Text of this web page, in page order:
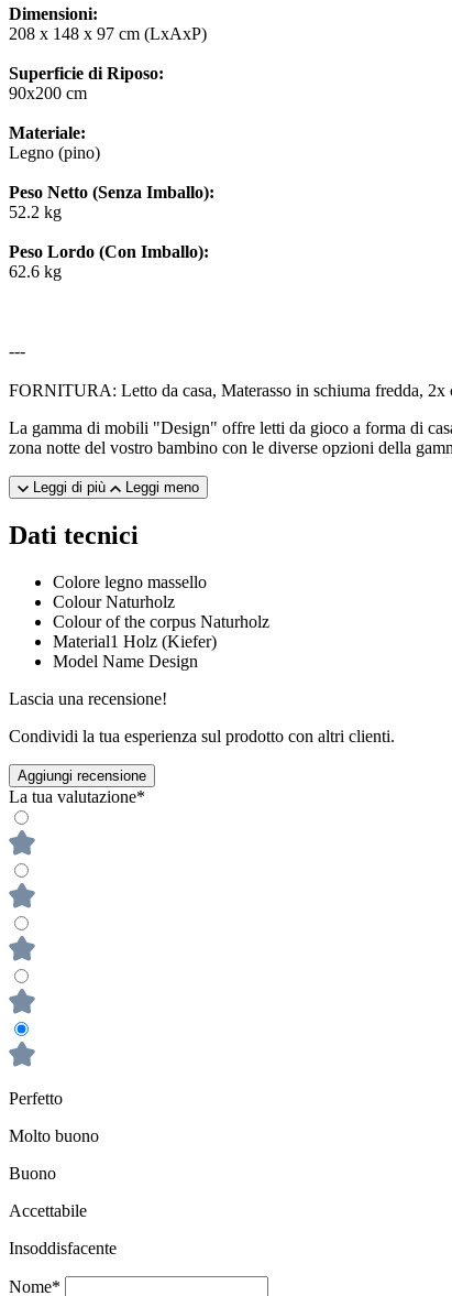
Dimensioni:
208 x 148 x 97 cm (LxAxP)
Superficie di Riposo:
90x200 cm
Materiale:
Legno (pino)
Peso Netto (Senza Imballo):
52.2 kg
Peso Lordo (Con Imballo):
62.6 kg
---
FORNITURA: Letto da casa, Materasso in schiuma fredda,
La gamma di mobili "Design" offre letti da gioco a forma di
zona notte del vostro bambino con le diverse opzioni della
Leggi di più Leggi meno
Dati tecnici
Colore legno massello
Colour Naturholz
Colour of the corpus Naturholz
Material1 Holz (Kiefer)
Model Name Design
Lascia una recensione!
Condividi la tua esperienza sul prodotto con altri clienti.
Aggiungi recensione
La tua valutazione*
Perfetto
Molto buono
Buono
Accettabile
Insoddisfacente
Nome*